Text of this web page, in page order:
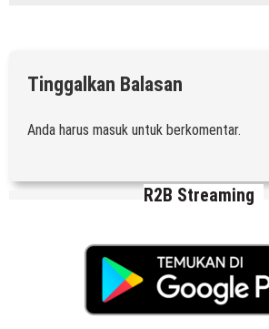
Tinggalkan Balasan
Anda harus masuk untuk berkomentar.
R2B Streaming